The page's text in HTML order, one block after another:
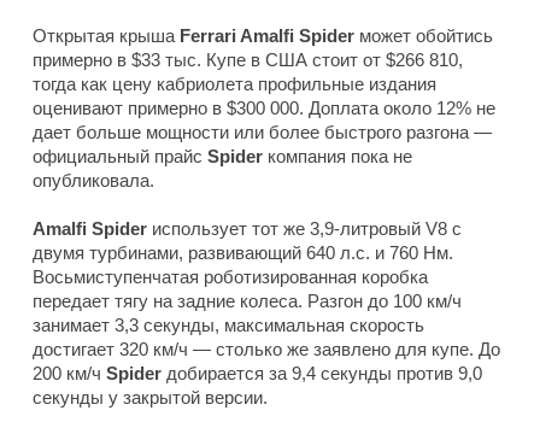
Открытая крыша Ferrari Amalfi Spider может обойтись
примерно в $33 тыс. Купе в США стоит от $266 810,
тогда как цену кабриолета профильные издания
оценивают примерно в $300 000. Доплата около 12% не
дает больше мощности или более быстрого разгона —
официальный прайс Spider компания пока не
опубликовала.
Amalfi Spider использует тот же 3,9-литровый V8 с
двумя турбинами, развивающий 640 л.с. и 760 Нм.
Восьмиступенчатая роботизированная коробка
передает тягу на задние колеса. Разгон до 100 км/ч
занимает 3,3 секунды, максимальная скорость
достигает 320 км/ч — столько же заявлено для купе. До
200 км/ч Spider добирается за 9,4 секунды против 9,0
секунды у закрытой версии.